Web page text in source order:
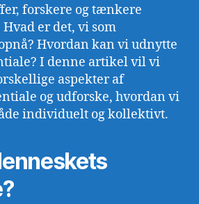
forskere og tænkere
er det, vi som
Hvordan kan vi udnytte
I denne artikel vil vi
aspekter af
og udforske, hvordan vi
individuelt og kollektivt.